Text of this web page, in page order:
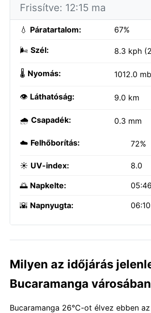
Frissítve: 12:15 ma
💧 Páratartalom: 67%
🌬️ Szél: 8.3 kph
🌡️ Nyomás: 1012.0 mb
👁️ Láthatóság: 9.0 km
🌧️ Csapadék: 0.3 mm
☁️ Felhőborítás: 72%
☀️ UV-index: 8.0
🌅 Napkelte:
🌇 Napnyugta:
Milyen az időjárás
Bucaramanga
Bucaramanga 26°C-ot élvez ebben